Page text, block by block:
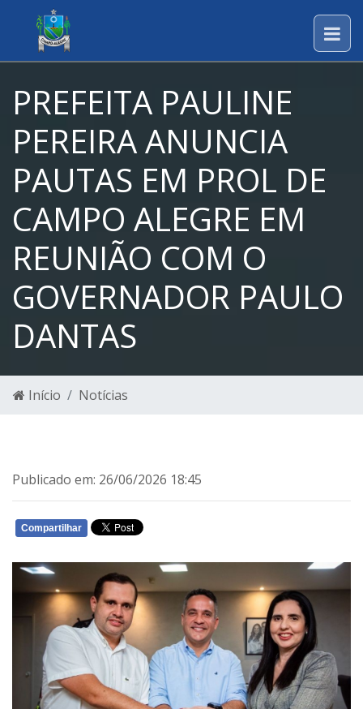
PREFEITA PAULINE
PEREIRA ANUNCIA
PAUTAS EM PROL DE
CAMPO ALEGRE EM
REUNIÃO COM O
GOVERNADOR PAULO
DANTAS
Início Notícias
Publicado em: 26/06/2026 18:45
Compartilhar